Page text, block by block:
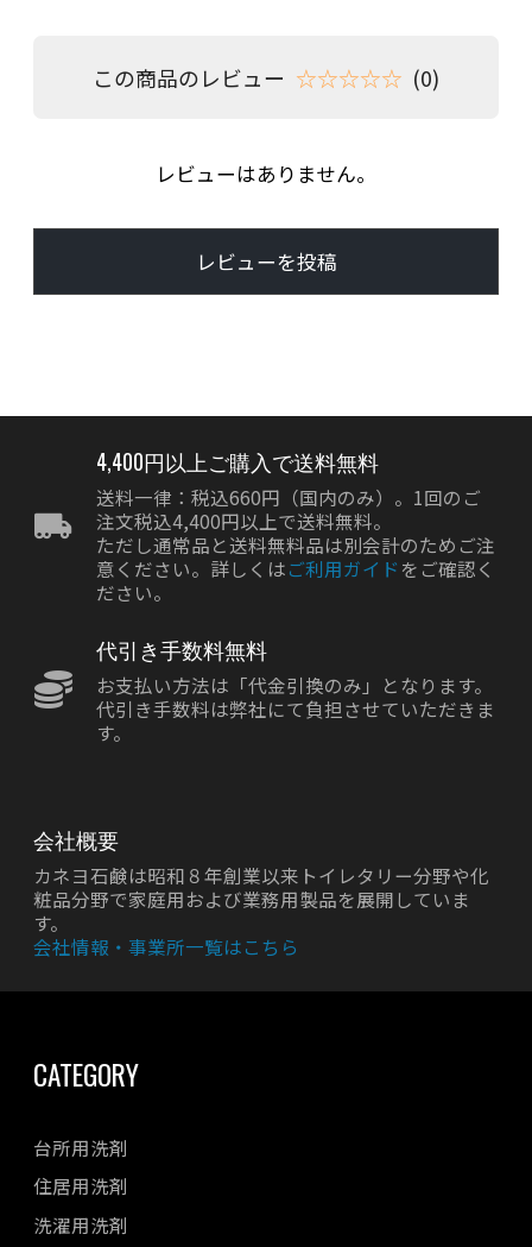
この商品のレビュー ☆☆☆☆☆ (0)
レビューはありません。
レビューを投稿
4,400円以上ご購入で送料無料
送料一律：税込660円（国内のみ）。1回のご
注文税込4,400円以上で送料無料。
ただし通常品と送料無料品は別会計のためご注
意ください。詳しくはご利用ガイド をご確認く
ださい。
代引き手数料無料
お支払い方法は「代金引換のみ」となります。
代引き手数料は弊社にて負担させていただきま
す。
会社概要
カネヨ石鹸は昭和８年創業以来トイレタリー分野や化
粧品分野で家庭用および業務用製品を展開していま
す。
会社情報・事業所一覧はこちら
CATEGORY
台所用洗剤
住居用洗剤
洗濯用洗剤